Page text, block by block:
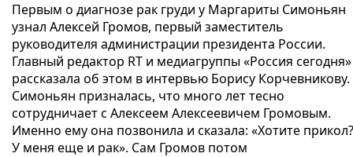
Первым о диагнозе рак груди у Маргариты Симоньян
узнал Алексей Громов, первый заместитель
руководителя администрации президента России.
Главный редактор RT и медиагруппы «Россия сегодня»
рассказала об этом в интервью Борису Корчевникову.
Симоньян призналась, что много лет тесно
сотрудничает с Алексеем Алексеевичем Громовым.
Именно ему она позвонила и сказала: «Хотите прикол?
У меня еще и рак». Сам Громов потом